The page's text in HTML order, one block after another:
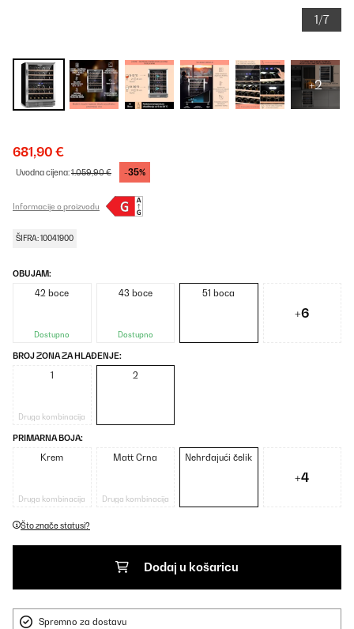
1/7
+2
681,90 €
Uvodna cijena:1.059,90 € -35%
Informacije o proizvodu
ŠIFRA: 10041900
OBUJAM:
42 boce
Dostupno
43 boce
Dostupno
51 boca
+6
BROJ ZONA ZA HLAĐENJE:
1
Druga kombinacija
2
PRIMARNA BOJA:
Krem
Druga kombinacija
Matt Crna
Druga kombinacija
Nehrđajući čelik
+4
Što znače statusi?
Dodaj u košaricu
Spremno za dostavu